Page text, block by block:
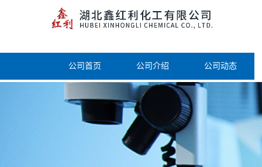
公司首页 公司介绍 公司动态